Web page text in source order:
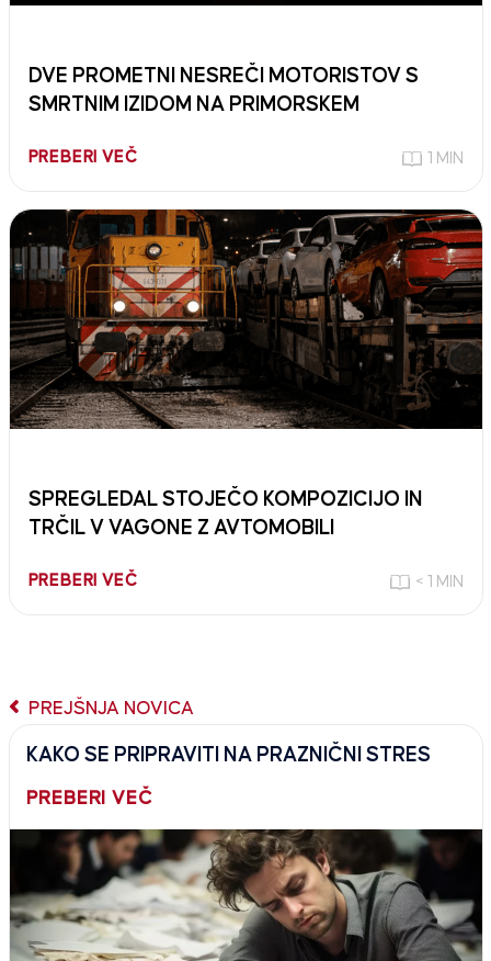
DVE PROMETNI NESREČI MOTORISTOV S
SMRTNIM IZIDOM NA PRIMORSKEM
PREBERI VEČ 1 MIN
SPREGLEDAL STOJEČO KOMPOZICIJO IN
TRČIL V VAGONE Z AVTOMOBILI
PREBERI VEČ < 1 MIN
PREJŠNJA NOVICA
KAKO SE PRIPRAVITI NA PRAZNIČNI STRES
PREBERI VEČ